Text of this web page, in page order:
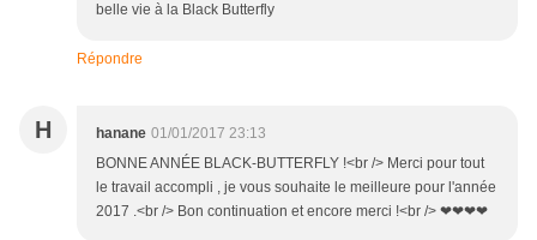
belle vie à la Black Butterfly
Répondre
H hanane 01/01/2017 23:13
BONNE ANNÉE BLACK-BUTTERFLY !<br /> Merci pour tout
le travail accompli , je vous souhaite le meilleure pour l'année
2017 .<br /> Bon continuation et encore merci !<br /> ❤❤❤❤